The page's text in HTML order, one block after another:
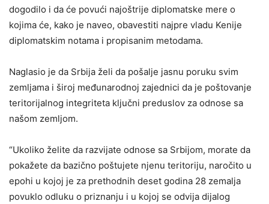
dogodilo i da će povući najoštrije diplomatske mere o
kojima će, kako je naveo, obavestiti najpre vladu Kenije
diplomatskim notama i propisanim metodama.
Naglasio je da Srbija želi da pošalje jasnu poruku svim
zemljama i široj međunarodnoj zajednici da je poštovanje
teritorijalnog integriteta ključni preduslov za odnose sa
našom zemljom.
“Ukoliko želite da razvijate odnose sa Srbijom, morate da
pokažete da bazično poštujete njenu teritoriju, naročito u
epohi u kojoj je za prethodnih deset godina 28 zemalja
povuklo odluku o priznanju i u kojoj se odvija dijalog